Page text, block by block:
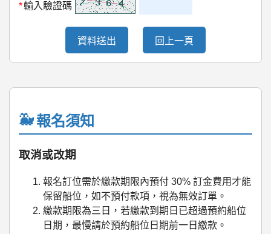
*輸入驗證碼
資料送出 回上一頁
報名須知
取消或改期
報名訂位需於繳款期限內預付 30% 訂金費用才能
保留船位，如不預付款項，視為無效訂單。
繳款期限為三日，若繳款到期日已超過預約船位
日期，最慢請於預約船位日期前一日繳款。